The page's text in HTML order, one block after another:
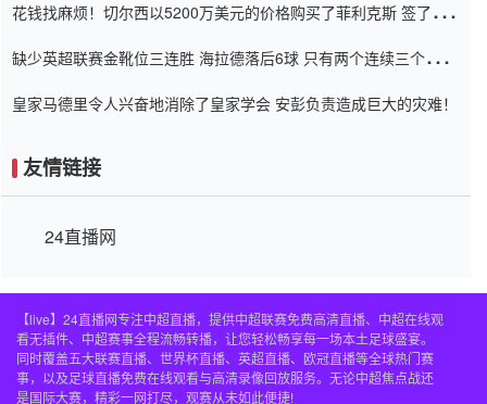
花钱找麻烦！切尔西以5200万美元的价格购买了菲利克斯 签了7年
缺少英超联赛金靴位三连胜 海拉德落后6球 只有两个连续三个连续
皇家马德里令人兴奋地消除了皇家学会 安彭负责造成巨大的灾难！
友情链接
24直播网
【live】24直播网专注中超直播，提供中超联赛免费高清直播、中超在线观
看无插件、中超赛事全程流畅转播，让您轻松畅享每一场本土足球盛宴。
同时覆盖五大联赛直播、世界杯直播、英超直播、欧冠直播等全球热门赛
事，以及足球直播免费在线观看与高清录像回放服务。无论中超焦点战还
是国际大赛，精彩一网打尽，观赛从未如此便捷!